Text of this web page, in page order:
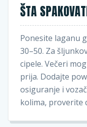
ŠTA
Ponesite laganu
30–50. Za
cipele. Večeri
prija. Dodajte
osiguranje i
kolima, proverite